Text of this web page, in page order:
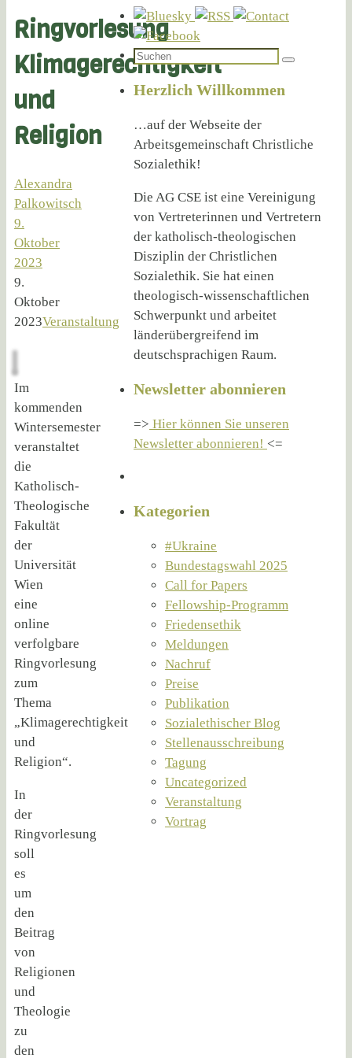
Ringvorlesung
Klimagerechtigkeit
und
Religion
Alexandra
Palkowitsch
9.
Oktober
2023
9.
Oktober
2023Veranstaltung
Im
kommenden
Wintersemester
veranstaltet
die
Katholisch-
Theologische
Fakultät
der
Universität
Wien
eine
online
verfolgbare
Ringvorlesung
zum
Thema
„Klimagerechtigkeit
und
Religion“.
In
der
Ringvorlesung
soll
es
um
den
Beitrag
von
Religionen
und
Theologie
zu
den
Suchen
nach:
Suchen
Herzlich Willkommen
…auf der Webseite der
Arbeitsgemeinschaft Christliche
Sozialethik!
Die AG CSE ist eine Vereinigung
von Vertreterinnen und Vertretern
der katholisch-theologischen
Disziplin der Christlichen
Sozialethik. Sie hat einen
theologisch-wissenschaftlichen
Schwerpunkt und arbeitet
länderübergreifend im
deutschsprachigen Raum.
Newsletter abonnieren
=> Hier können Sie unseren
Newsletter abonnieren! <=
Kategorien
#Ukraine
Bundestagswahl 2025
Call for Papers
Fellowship-Programm
Friedensethik
Meldungen
Nachruf
Preise
Publikation
Sozialethischer Blog
Stellenausschreibung
Tagung
Uncategorized
Veranstaltung
Vortrag